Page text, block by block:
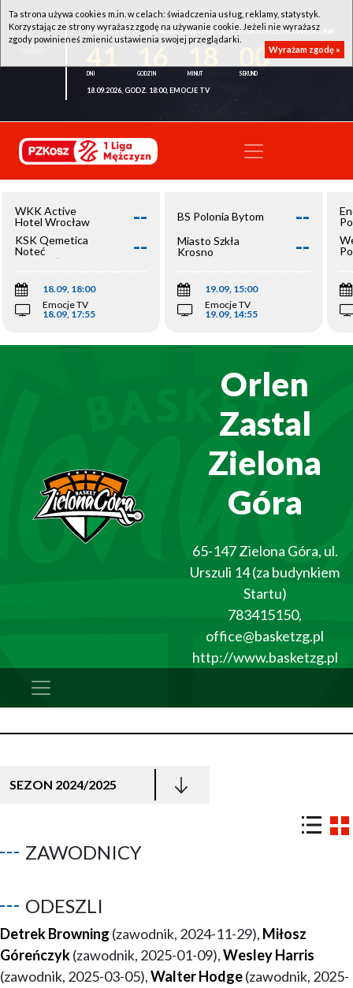
WKK ACTIVE HOTEL WROCŁAW - KSK QEMETICA NOTEĆ INOWROCŁAW
00
18.09.2026, GODZ. 18:00, EMOCJE TV
WKK Active
Hotel Wrocław
--
KSK Qemetica
Noteć
Inowrocław
--
18.09, 18:00
Emocje TV
18.09, 17:55
BS Polonia Bytom --
Miasto Szkła
Krosno
--
19.09, 15:00
Emocje TV
19.09, 14:55
Orlen
Zastal
Zielona
Góra
65-147 Zielona Góra, ul.
Urszuli 14 (za budynkiem
Startu)
783415150,
office@basketzg.pl
http://www.basketzg.pl
SEZON 2024/2025
ZAWODNICY
ODESZLI
Detrek Browning (zawodnik, 2024-11-29), Miłosz
Góreńczyk(zawodnik, 2025-01-09),Wesley Harris
(zawodnik, 2025-03-05),Walter Hodge(zawodnik, 2025-
Ta strona używa cookies m.in. w celach: świadczenia usług, reklamy, statystyk.
Korzystając ze strony wyrażasz zgodę na używanie cookie. Jeżeli nie wyrażasz
zgody powinieneś zmienić ustawienia swojej przeglądarki.
Wyrażam zgodę »